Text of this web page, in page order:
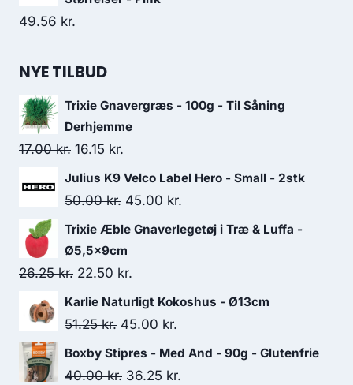
49.56 kr.
NYE TILBUD
Trixie Gnavergræs - 100g - Til Såning
Derhjemme
17.00kr. Den
oprindelige
pris
17.00 kr..
16.15 kr.
aktuelle
pris
Julius K9 Velco Label Hero - Small - 2stk
50.00kr. Den
oprindelige
pris
var:
50.00 kr..
45.00 kr.
aktuelle
45.00 kr..
Trixie Æble Gnaverlegetøj i Træ & Luffa -
Ø5,5x9cm
26.25kr. Den
oprindelige
pris
26.25 kr..
22.50 kr.
aktuelle
pris
22.50 kr..
Karlie Naturligt Kokoshus - Ø13cm
51.25kr. Den
oprindelige
pris
45.00 kr.
aktuelle
pris
Boxby Stipres - Med And - 90g - Glutenfrie
40.00kr. Den
36.25 kr.